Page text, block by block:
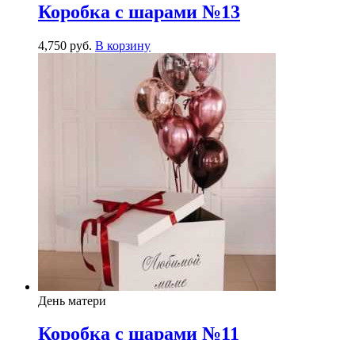
Коробка с шарами №13
4,750 руб. В корзину
День матери
Коробка с шарами №11